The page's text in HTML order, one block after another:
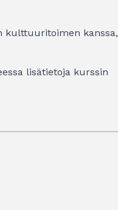
kulttuuritoimen kanssa,
lisätietoja kurssin